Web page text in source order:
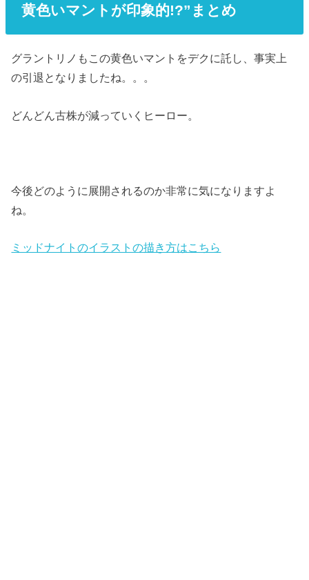
黄色いマントが印象的!?”まとめ
グラントリノもこの黄色いマントをデクに託し、事実上
の引退となりましたね。。。
どんどん古株が減っていくヒーロー。
今後どのように展開されるのか非常に気になりますよ
ね。
ミッドナイトのイラストの描き方はこちら